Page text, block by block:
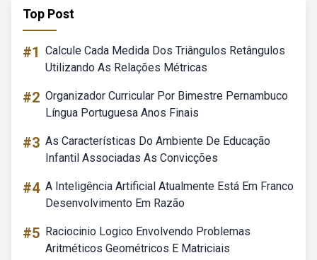
Top Post
#1 Calcule Cada Medida Dos Triângulos Retângulos
Utilizando As Relações Métricas
#2 Organizador Curricular Por Bimestre Pernambuco
Língua Portuguesa Anos Finais
#3 As Características Do Ambiente De Educação
Infantil Associadas As Convicções
#4 A Inteligência Artificial Atualmente Está Em Franco
Desenvolvimento Em Razão
#5 Raciocinio Logico Envolvendo Problemas
Aritméticos Geométricos E Matriciais